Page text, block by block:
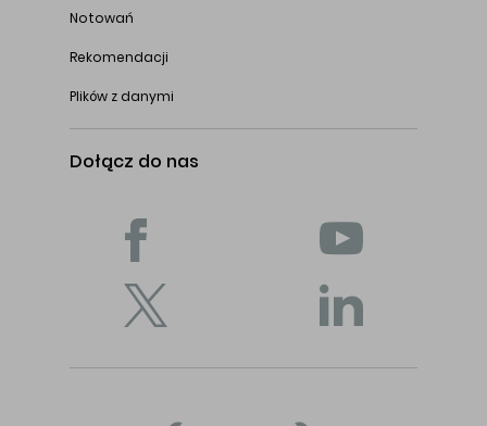
Notowań
Rekomendacji
Plików z danymi
Dołącz do nas